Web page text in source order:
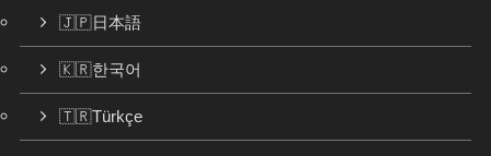
🇯🇵日本語
🇰🇷한국어
🇹🇷Türkçe